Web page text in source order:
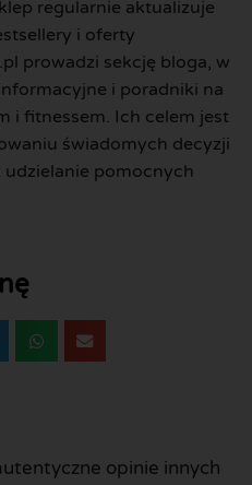
regularnie aktualizuje
i oferty
prowadzi sekcję bloga, w
i poradniki na
i fitnessem. Ich celem jest
świadomych decyzji
pomocnych
opinie innych